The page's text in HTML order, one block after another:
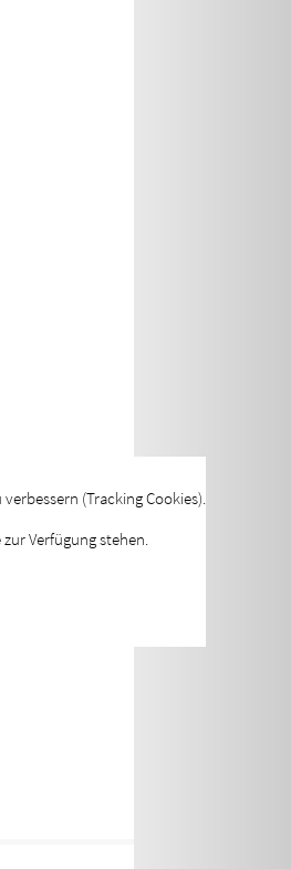
(Tracking Cookies).
Verfügung stehen.